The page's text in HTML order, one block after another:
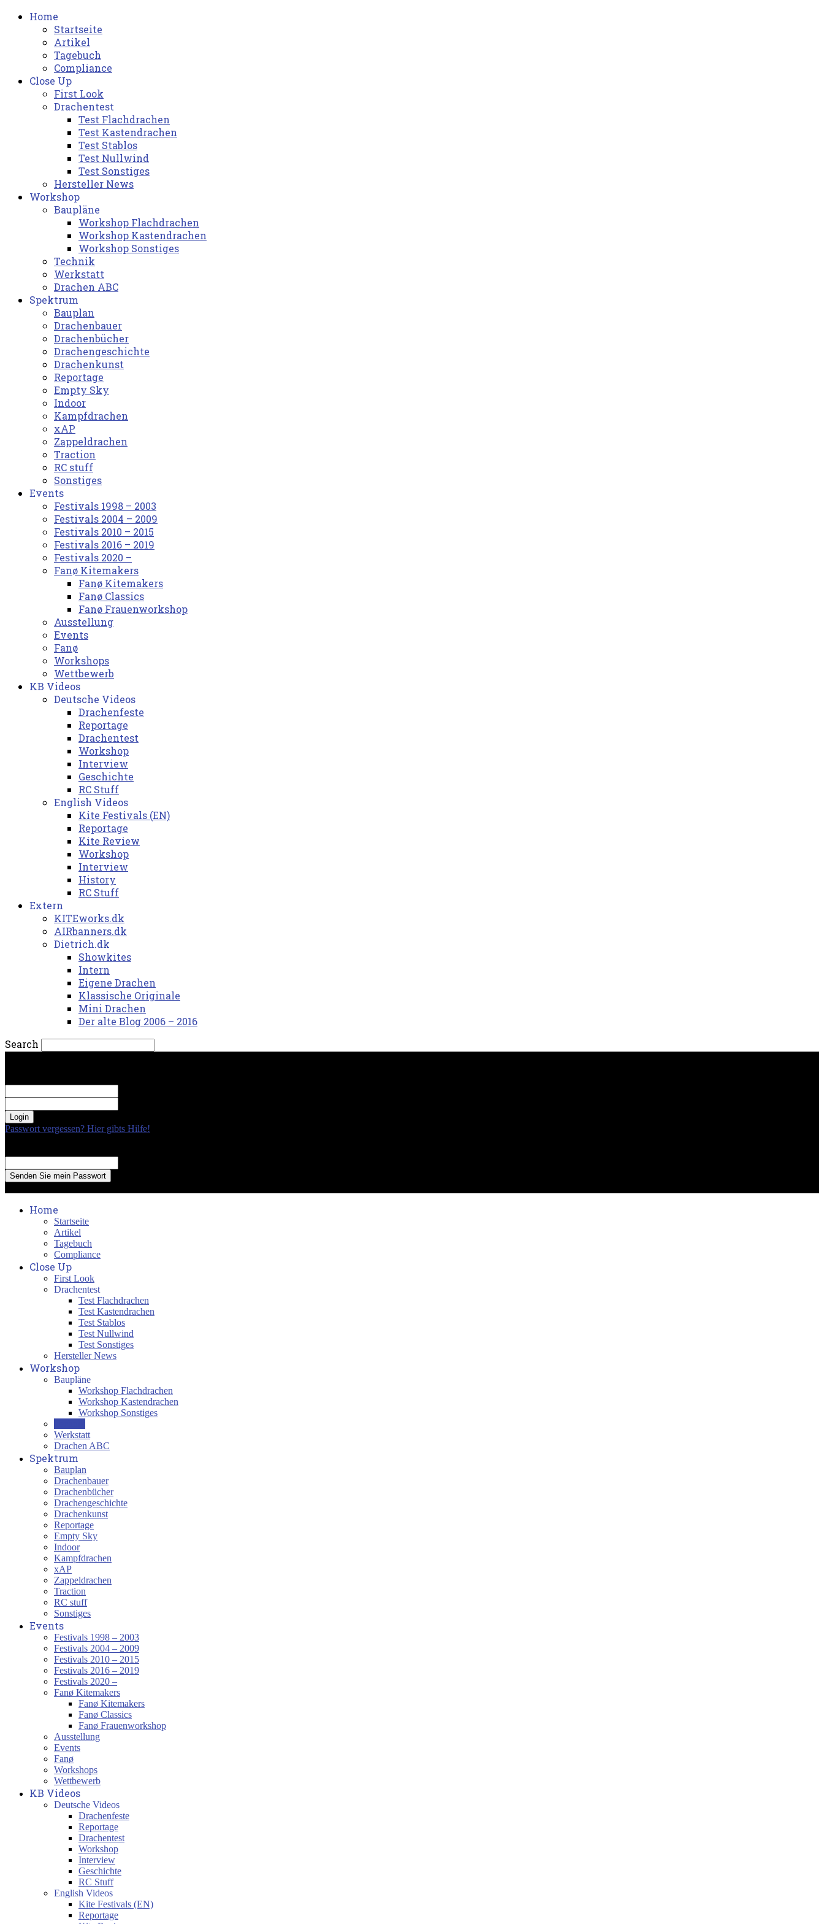
Home
Startseite
Artikel
Tagebuch
Compliance
Close Up
First Look
Drachentest
Test Flachdrachen
Test Kastendrachen
Test Stablos
Test Nullwind
Test Sonstiges
Hersteller News
Workshop
Baupläne
Workshop Flachdrachen
Workshop Kastendrachen
Workshop Sonstiges
Technik
Werkstatt
Drachen ABC
Spektrum
Bauplan
Drachenbauer
Drachenbücher
Drachengeschichte
Drachenkunst
Reportage
Empty Sky
Indoor
Kampfdrachen
xAP
Zappeldrachen
Traction
RC stuff
Sonstiges
Events
Festivals 1998 – 2003
Festivals 2004 – 2009
Festivals 2010 – 2015
Festivals 2016 – 2019
Festivals 2020 –
Fanø Kitemakers
Fanø Kitemakers
Fanø Classics
Fanø Frauenworkshop
Ausstellung
Events
Fanø
Workshops
Wettbewerb
KB Videos
Deutsche Videos
Drachenfeste
Reportage
Drachentest
Workshop
Interview
Geschichte
RC Stuff
English Videos
Kite Festivals (EN)
Reportage
Kite Review
Workshop
Interview
History
RC Stuff
Extern
KITEworks.dk
AIRbanners.dk
Dietrich.dk
Showkites
Intern
Eigene Drachen
Klassische Originale
Mini Drachen
Der alte Blog 2006 – 2016
Search
Passwort vergessen? Hier gibts Hilfe!
Home
Startseite
Artikel
Tagebuch
Compliance
Close Up
First Look
Drachentest
Test Flachdrachen
Test Kastendrachen
Test Stablos
Test Nullwind
Test Sonstiges
Hersteller News
Workshop
Baupläne
Workshop Flachdrachen
Workshop Kastendrachen
Workshop Sonstiges
Werkstatt
Drachen ABC
Spektrum
Bauplan
Drachenbauer
Drachenbücher
Drachengeschichte
Drachenkunst
Reportage
Empty Sky
Indoor
Kampfdrachen
xAP
Zappeldrachen
Traction
RC stuff
Sonstiges
Events
Festivals 1998 – 2003
Festivals 2004 – 2009
Festivals 2010 – 2015
Festivals 2016 – 2019
Festivals 2020 –
Fanø Kitemakers
Fanø Kitemakers
Fanø Classics
Fanø Frauenworkshop
Ausstellung
Events
Fanø
Workshops
Wettbewerb
KB Videos
Deutsche Videos
Drachenfeste
Reportage
Drachentest
Workshop
Interview
Geschichte
RC Stuff
English Videos
Kite Festivals (EN)
Reportage